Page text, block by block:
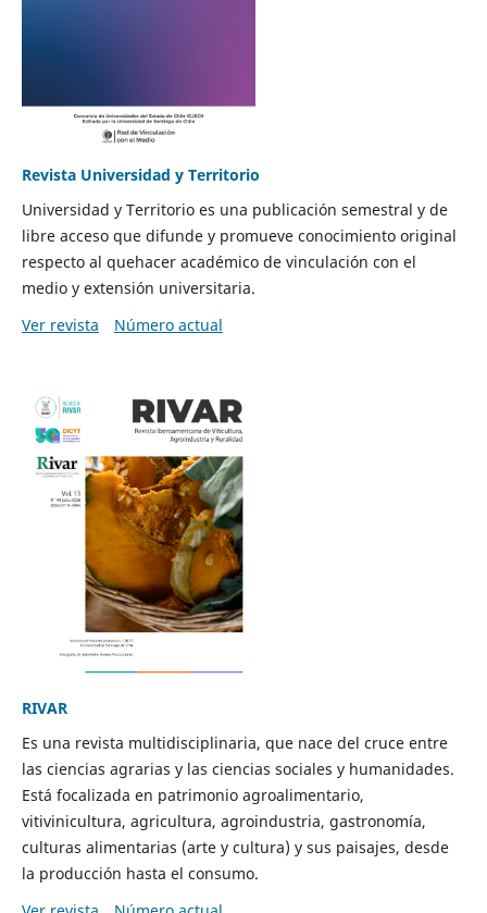
Revista Universidad y Territorio
Universidad y Territorio es una publicación semestral y de
libre acceso que difunde y promueve conocimiento original
respecto al quehacer académico de vinculación con el
medio y extensión universitaria.
Ver revista
Número actual
RIVAR
Es una revista multidisciplinaria, que nace del cruce entre
las ciencias agrarias y las ciencias sociales y humanidades.
Está focalizada en patrimonio agroalimentario,
vitivinicultura, agricultura, agroindustria, gastronomía,
culturas alimentarias (arte y cultura) y sus paisajes, desde
la producción hasta el consumo.